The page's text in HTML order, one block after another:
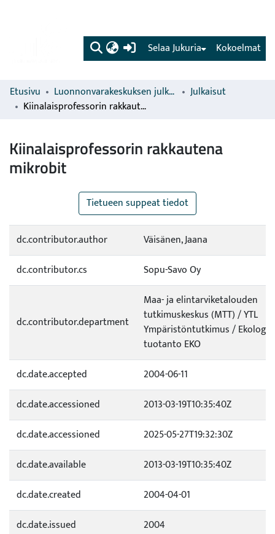
(current) Kokoelmat
Selaa Jukuria
Etusivu Luonnonvarakeskuksen julkaisut
Julkaisut
Kiinalaisprofessorin rakkautena mikrobit
Kiinalaisprofessorin rakkautena
mikrobit
Tietueen suppeat tiedot
dc.contributor.author
Väisänen, Jaana
dc.contributor.cs
Sopu-Savo Oy
dc.contributor.department
Maa- ja elintarviketalouden
tutkimuskeskus (MTT) / YTL
Ympäristöntutkimus /
tuotanto EKO
dc.date.accepted
2004-06-11
dc.date.accessioned
2013-03-19T10:35:40Z
dc.date.accessioned
2025-05-27T19:32:30Z
dc.date.available
2013-03-19T10:35:40Z
dc.date.created
2004-04-01
dc.date.issued
2004